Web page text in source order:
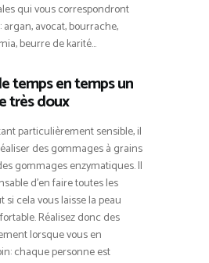
qui vous correspondront
avocat, bourrache,
beurre de karité…
temps en temps un
très doux
particulièrement sensible, il
des gommages à grains
gommages enzymatiques. Il
d’en faire toutes les
si cela vous laisse la peau
Réalisez donc des
lorsque vous en
chaque personne est